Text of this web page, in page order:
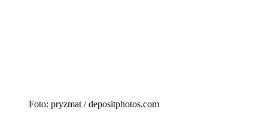
Foto: pryzmat / depositphotos.com